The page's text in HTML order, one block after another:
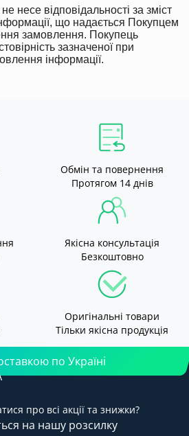
несе відповідальності за зміст
що надається Покупцем
замовлення. Покупець
зазначеної при
інформації.
Обмін та повернення
Протягом 14 днів
Якісна консультація
Безкоштовно
Оригінальні товари
Тільки якісна продукція
по Україні
про всі акції та знижки?
на нашу розсилку